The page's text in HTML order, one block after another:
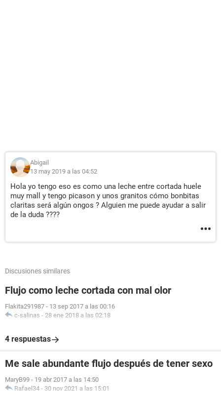
Abigail
13 may 2019 a las 04:52
Hola yo tengo eso es como una leche entre cortada huele
muy mall y tengo picason y unos granitos cómo bonbitas
claritas será algún ongos ? Alguien me puede ayudar a salir
de la duda ????
Discusiones similares
Flujo como leche cortada con mal olor
Flakita291987 - 13 sep 2017 a las 00:16
c-salinas - 28 ene 2018 a las 02:18
4 respuestas
Me sale abundante flujo después de tener sexo
MaryB99 - 19 abr 2017 a las 14:50
Rafael34 - 30 nov 2021 a las 15:01